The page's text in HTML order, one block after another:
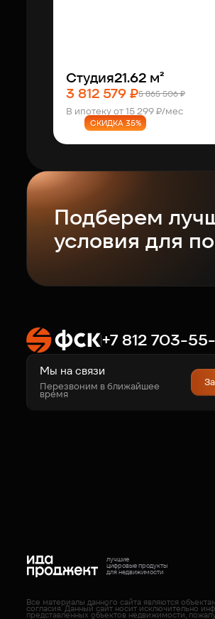
Студия21.62 м²
3 812 579 ₽5 865 506 ₽
В ипотеку от 15 299 ₽/мес
СКИДКА 35%
Подберем
условия для
+7 812 703-
Мы на связи
Перезвоним в ближайшее
время
лучшие
цифровые продукты
для недвижимости
Все материалы данного сайта являются
согласия. Данный сайт носит исключительно
представленных объектов недвижимости,